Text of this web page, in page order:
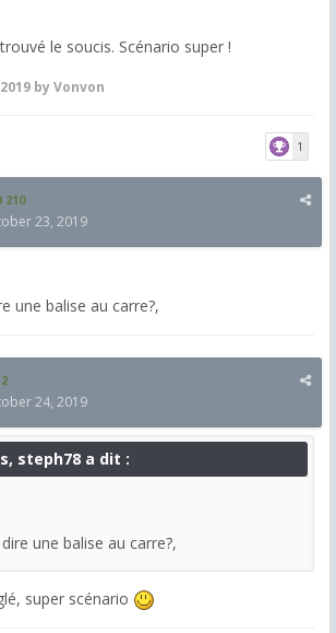
le soucis. Scénario super !
by Vonvon
1
210
23, 2019
une balise au carre?,
2
24, 2019
steph78 a dit :
une balise au carre?,
super scénario